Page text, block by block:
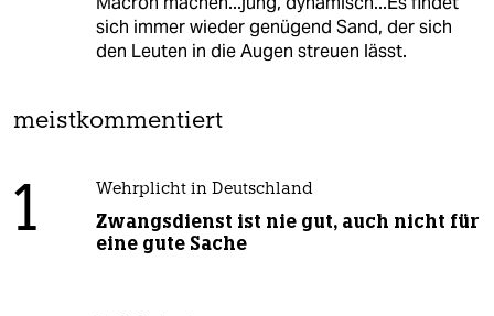
sich immer wieder genügend Sand, der sich
den Leuten in die Augen streuen lässt.
meistkommentiert
1 Wehrplicht in Deutschland
Zwangsdienst ist nie gut, auch nicht für
eine gute Sache